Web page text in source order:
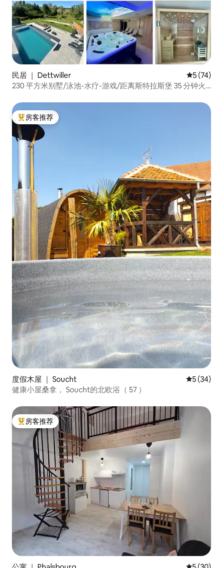
民居 ｜ Dettwiller 平均评分
5 (74)
230 平方米别墅/泳池-水疗-游戏/距离斯特拉斯堡 35 分钟火
热门「房客推荐」
房客推荐
度假木屋 ｜ Soucht 平均评分
5 (34)
健康小屋桑拿， Soucht的北欧浴（ 57 ）
热门「房客推荐」
房客推荐